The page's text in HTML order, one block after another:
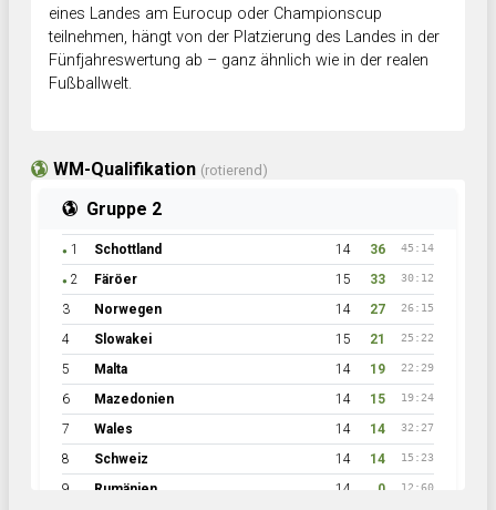
eines Landes am Eurocup oder Championscup
teilnehmen, hängt von der Platzierung des Landes in der
Fünfjahreswertung ab – ganz ähnlich wie in der realen
Fußballwelt.
WM-Qualifikation (rotierend)
Gruppe 2
● 1 Schottland 14 36 45:14
● 2 Färöer 15 33 30:12
3 Norwegen 14 27 26:15
4 Slowakei 15 21 25:22
5 Malta 14 19 22:29
6 Mazedonien 14 15 19:24
7 Wales 14 14 32:27
8 Schweiz 14 14 15:23
9 Rumänien 14 0 12:60